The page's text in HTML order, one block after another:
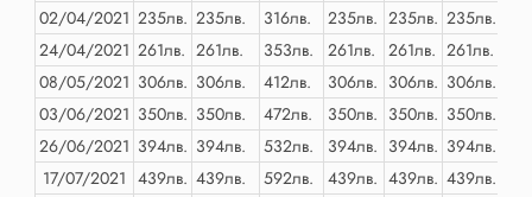
02/04/2021 235лв. 235лв. 316лв. 235лв. 235лв. 235лв.
24/04/2021 261лв. 261лв. 353лв. 261лв. 261лв. 261лв.
08/05/2021 306лв. 306лв. 412лв. 306лв. 306лв. 306лв.
03/06/2021 350лв. 350лв. 472лв. 350лв. 350лв. 350лв.
26/06/2021 394лв. 394лв. 532лв. 394лв. 394лв. 394лв.
17/07/2021 439лв. 439лв. 592лв. 439лв. 439лв. 439лв.